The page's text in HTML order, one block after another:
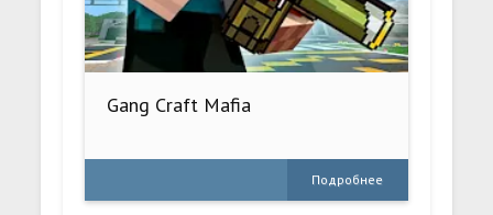
Gang Craft Mafia
Подробнее